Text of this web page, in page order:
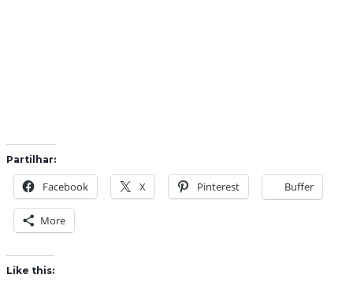
Partilhar:
Facebook X Pinterest Buffer
More
Like this: